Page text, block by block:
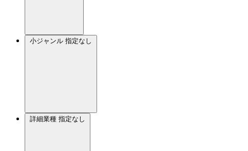
小ジャンル 指定なし
詳細業種 指定なし